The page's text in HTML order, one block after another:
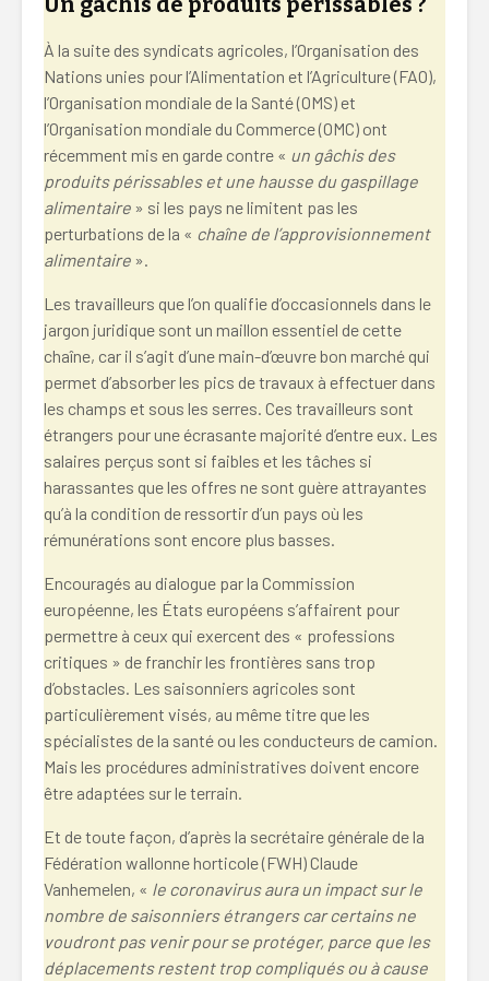
À la suite des syndicats agricoles, l’Organisation des
Nations unies pour l’Alimentation et l’Agriculture (FAO),
l’Organisation mondiale de la Santé (OMS) et
l’Organisation mondiale du Commerce (OMC) ont
récemment mis en garde contre « un gâchis des
produits périssables et une hausse du gaspillage
alimentaire » si les pays ne limitent pas les
perturbations de la « chaîne de l’approvisionnement
alimentaire ».
Les travailleurs que l’on qualifie d’occasionnels dans le
jargon juridique sont un maillon essentiel de cette
chaîne, car il s’agit d’une main-d’œuvre bon marché qui
permet d’absorber les pics de travaux à effectuer dans
les champs et sous les serres. Ces travailleurs sont
étrangers pour une écrasante majorité d’entre eux. Les
salaires perçus sont si faibles et les tâches si
harassantes que les offres ne sont guère attrayantes
qu’à la condition de ressortir d’un pays où les
rémunérations sont encore plus basses.
Encouragés au dialogue par la Commission
européenne, les États européens s’affairent pour
permettre à ceux qui exercent des « professions
critiques » de franchir les frontières sans trop
d’obstacles. Les saisonniers agricoles sont
particulièrement visés, au même titre que les
spécialistes de la santé ou les conducteurs de camion.
Mais les procédures administratives doivent encore
être adaptées sur le terrain.
Et de toute façon, d’après la secrétaire générale de la
Fédération wallonne horticole (FWH) Claude
Vanhemelen, « le coronavirus aura un impact sur le
nombre de saisonniers étrangers car certains ne
voudront pas venir pour se protéger, parce que les
déplacements restent trop compliqués ou à cause